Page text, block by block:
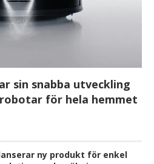
sin snabba utveckling
för hela hemmet
ny produkt för enkel